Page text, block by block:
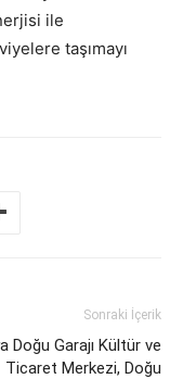
ile
taşımayı
Sonraki İçerik
Doğu Garajı Kültür ve
Ticaret Merkezi, Doğu